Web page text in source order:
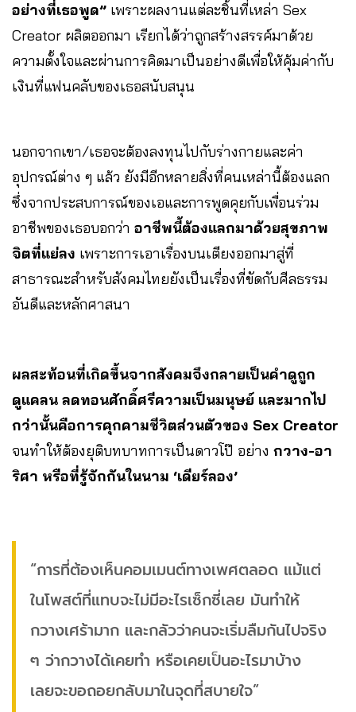
อย่างที่เธอพูด” เพราะผลงานแต่ละชิ้นที่เหล่า Sex
Creator ผลิตออกมา เรียกได้ว่าถูกสร้างสรรค์มาด้วย
ความตั้งใจและผ่านการคิดมาเป็นอย่างดีเพื่อให้คุ้มค่ากับ
เงินที่แฟนคลับของเธอสนับสนุน
นอกจากเขา/เธอจะต้องลงทุนไปกับร่างกายและค่า
อุปกรณ์ต่าง ๆ แล้ว ยังมีอีกหลายสิ่งที่คนเหล่านี้ต้องแลก
ซึ่งจากประสบการณ์ของเอและการพูดคุยกับเพื่อนร่วม
อาชีพของเธอบอกว่า อาชีพนี้ต้องแลกมาด้วยสุขภาพ
จิตที่แย่ลง เพราะการเอาเรื่องบนเตียงออกมาสู่ที่
สาธารณะสำหรับสังคมไทยยังเป็นเรื่องที่ขัดกับศีลธรรม
อันดีและหลักศาสนา
ผลสะท้อนที่เกิดขึ้นจากสังคมจึงกลายเป็นคำดูถูก
ดูแคลน ลดทอนศักดิ์ศรีความเป็นมนุษย์ และมากไป
กว่านั้นคือการคุกคามชีวิตส่วนตัวของ Sex Creator
จนทำให้ต้องยุติบทบาทการเป็นดาวโป๊ อย่าง กวาง-อา
ริศา หรือที่รู้จักกันในนาม ‘เดียร์ลอง’
“การที่ต้องเห็นคอมเมนต์ทางเพศตลอด แม้แต่
ในโพสต์ที่แทบจะไม่มีอะไรเซ็กซี่เลย มันทำให้
กวางเศร้ามาก และกลัวว่าคนจะเริ่มลืมกันไปจริง
ๆ ว่ากวางได้เคยทำ หรือเคยเป็นอะไรมาบ้าง
เลยจะขอถอยกลับมาในจุดที่สบายใจ”